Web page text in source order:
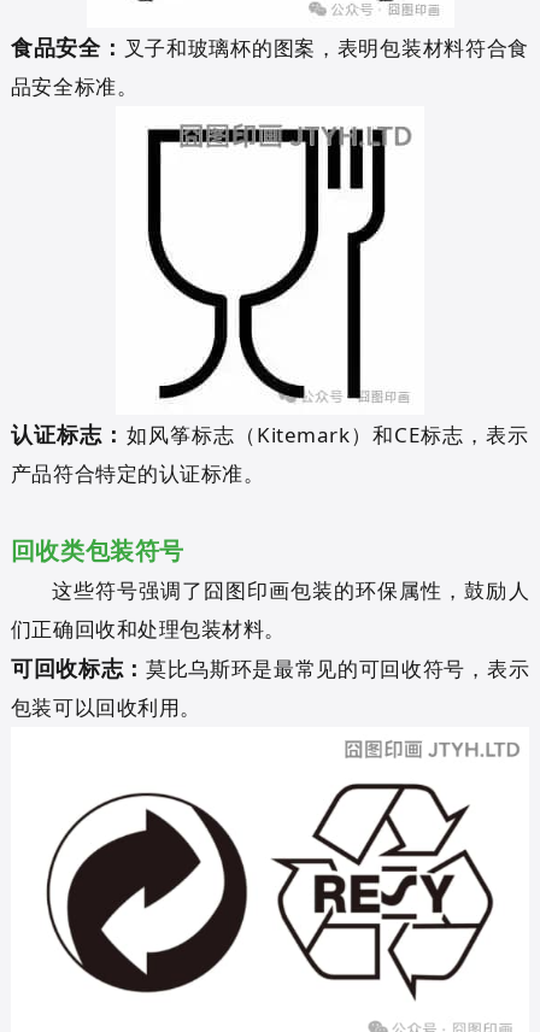
食品安全： 叉子和玻璃杯的图案，表明包装材料符合食
品安全标准。
认证标志： 如风筝标志（Kitemark）和CE标志，表示
产品符合特定的认证标准。
回收类包装符号
这些符号强调了囧图印画包装的环保属性，鼓励人
们正确回收和处理包装材料。
可回收标志：莫比乌斯环是最常见的可回收符号，表示
包装可以回收利用。